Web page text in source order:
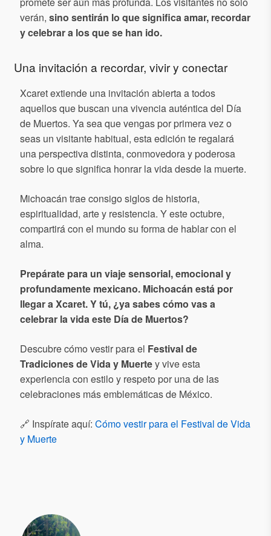
verán, sino sentirán lo que significa amar, recordar
y celebrar a los que se han ido.
Una invitación a recordar, vivir y conectar
Xcaret extiende una invitación abierta a todos
aquellos que buscan una vivencia auténtica del Día
de Muertos. Ya sea que vengas por primera vez o
seas un visitante habitual, esta edición te regalará
una perspectiva distinta, conmovedora y poderosa
sobre lo que significa honrar la vida desde la muerte.
Michoacán trae consigo siglos de historia,
espiritualidad, arte y resistencia. Y este octubre,
compartirá con el mundo su forma de hablar con el
alma.
Prepárate para un viaje sensorial, emocional y
profundamente mexicano. Michoacán está por
llegar a Xcaret. Y tú, ¿ya sabes cómo vas a
celebrar la vida este Día de Muertos?
Descubre cómo vestir para el Festival de
Tradiciones de Vida y Muertey vive esta
experiencia con estilo y respeto por una de las
celebraciones más emblemáticas de México.
🔗 Inspírate aquí: Cómo vestir para el Festival de Vida
y Muerte